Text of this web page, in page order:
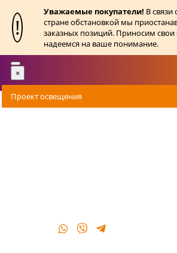
!
Уважаемые покупатели! В
стране обстановкой мы
заказных позиций. Приносим свои
надеемся на ваше понимание.
Toggle
navigation
×
Проект освещения